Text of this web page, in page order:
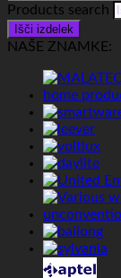
Products search
Išči izdelek
NAŠE ZNAMKE: